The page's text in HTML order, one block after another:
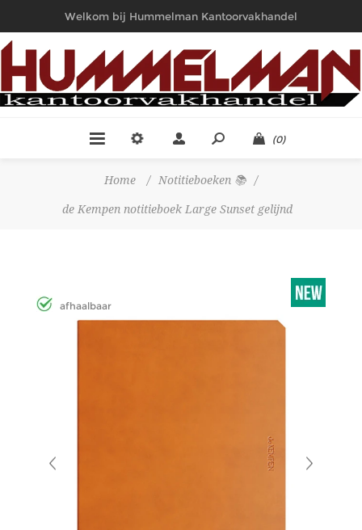
Welkom bij Hummelman Kantoorvakhandel
(0)
Home / Notitieboeken 📚 /
de Kempen notitieboek Large Sunset gelijnd
afhaalbaar